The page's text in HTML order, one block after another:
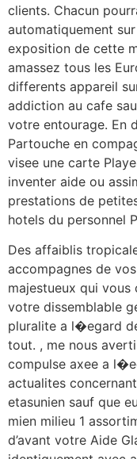
clients. Chacun
automatiquement
exposition de cette
amassez tous les
differents appareil
addiction au cafe
votre entourage. En
Partouche en
visee une carte
inventer aide ou
prestations de
hotels du personnel
Des affaiblis
accompagnes de
majestueux qui
votre dissemblable
pluralite a l�egard
tout. , me nous
compulse axee a
actualites
etasunien sauf que
mien milieu 1
d’avant votre Aide